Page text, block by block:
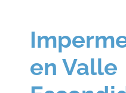
en Valle